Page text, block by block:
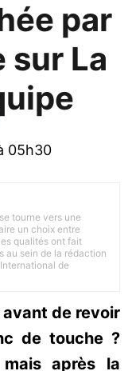
par
sur La
05h30
tourne vers une
un choix entre
qualités ont fait
au sein de la rédaction
de
avant de revoir
de touche ?
après la